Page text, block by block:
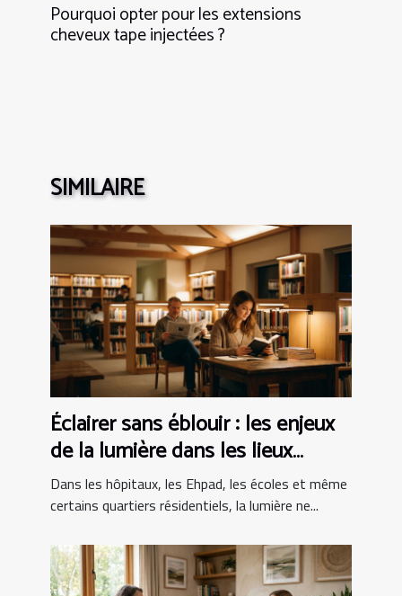
Pourquoi opter pour les extensions
cheveux tape injectées ?
SIMILAIRE
Éclairer sans éblouir : les enjeux
de la lumière dans les lieux
sensibles
Dans les hôpitaux, les Ehpad, les écoles et même
certains quartiers résidentiels, la lumière ne...